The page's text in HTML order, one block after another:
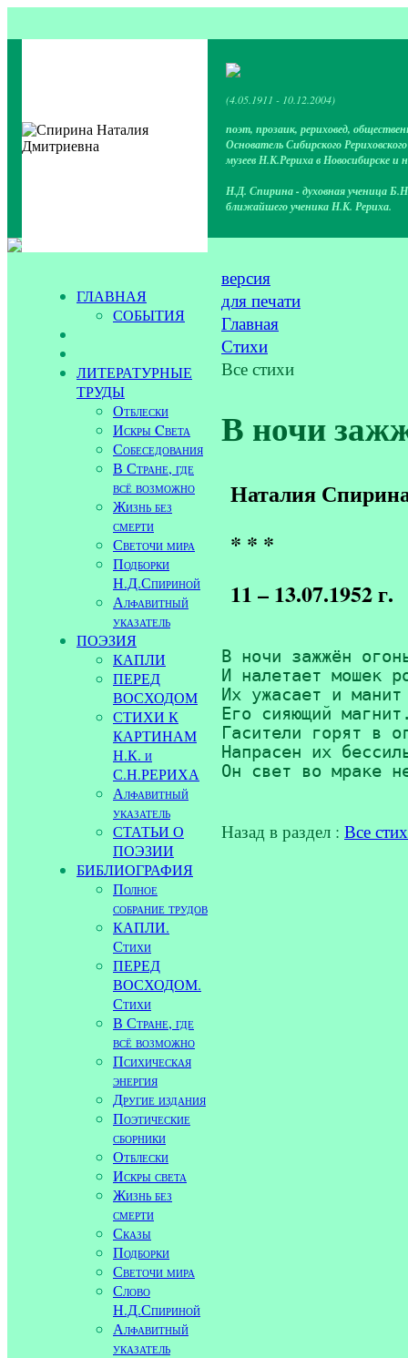
(4.05.1911 - 10.12.2004)
поэт, прозаик, рериховед,
Основатель Сибирского
музеев Н.К.Рериха в Новосибирске и
Н.Д. Спирина - духовная ученица
ближайшего ученика Н.К. Рериха.
ГЛАВНАЯ
СОБЫТИЯ
ЛИТЕРАТУРНЫЕ
ТРУДЫ
Отблески
Искры Cвета
Собеседования
В Стране, где
всё возможно
Жизнь без
смерти
Светочи мира
Подборки
Н.Д.Спириной
Алфавитный
указатель
ПОЭЗИЯ
КАПЛИ
ПЕРЕД
ВОСХОДОМ
СТИХИ К
КАРТИНАМ
Н.К. и
С.Н.РЕРИХА
Алфавитный
указатель
СТАТЬИ О
ПОЭЗИИ
БИБЛИОГРАФИЯ
Полное
собрание трудов
КАПЛИ.
Стихи
ПЕРЕД
ВОСХОДОМ.
Стихи
В Стране, где
всё возможно
Психическая
энергия
Другие издания
Поэтические
сборники
Отблески
Искры света
Жизнь без
смерти
Сказы
Подборки
Светочи мира
Слово
Н.Д.Спириной
Алфавитный
указатель
версия
для печати
Главная
Стихи
Все стихи
В ночи
Наталия
* * *
11 – 13.07.1952 г.
В ночи зажжён
И налетает мошек
Их ужасает и манит
Его сияющий
Гасители горят в
Напрасен их
Он свет во мраке
Назад в раздел : Все